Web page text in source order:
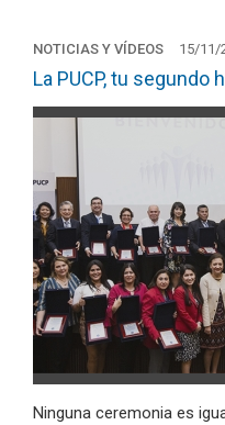
NOTICIAS Y VÍDEOS 15/11/
La PUCP, tu segundo
Ninguna ceremonia es